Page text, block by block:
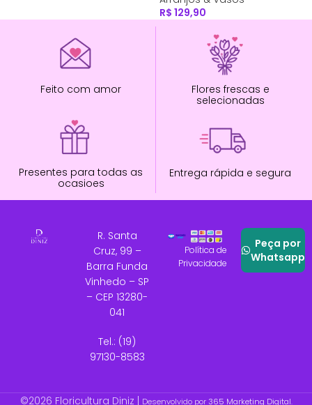
R$ 129,90
Feito com amor
Flores frescas e
selecionadas
Presentes para todas as
ocasioes
Entrega rápida e segura
R. Santa
Cruz, 99 –
Barra Funda
Vinhedo – SP
– CEP 13280-
041
Tel.: (19)
97130-8583
Política de
Privacidade
Peça por
Whatsapp
©2026 Floricultura Diniz | Desenvolvido por 365 Marketing Digital.